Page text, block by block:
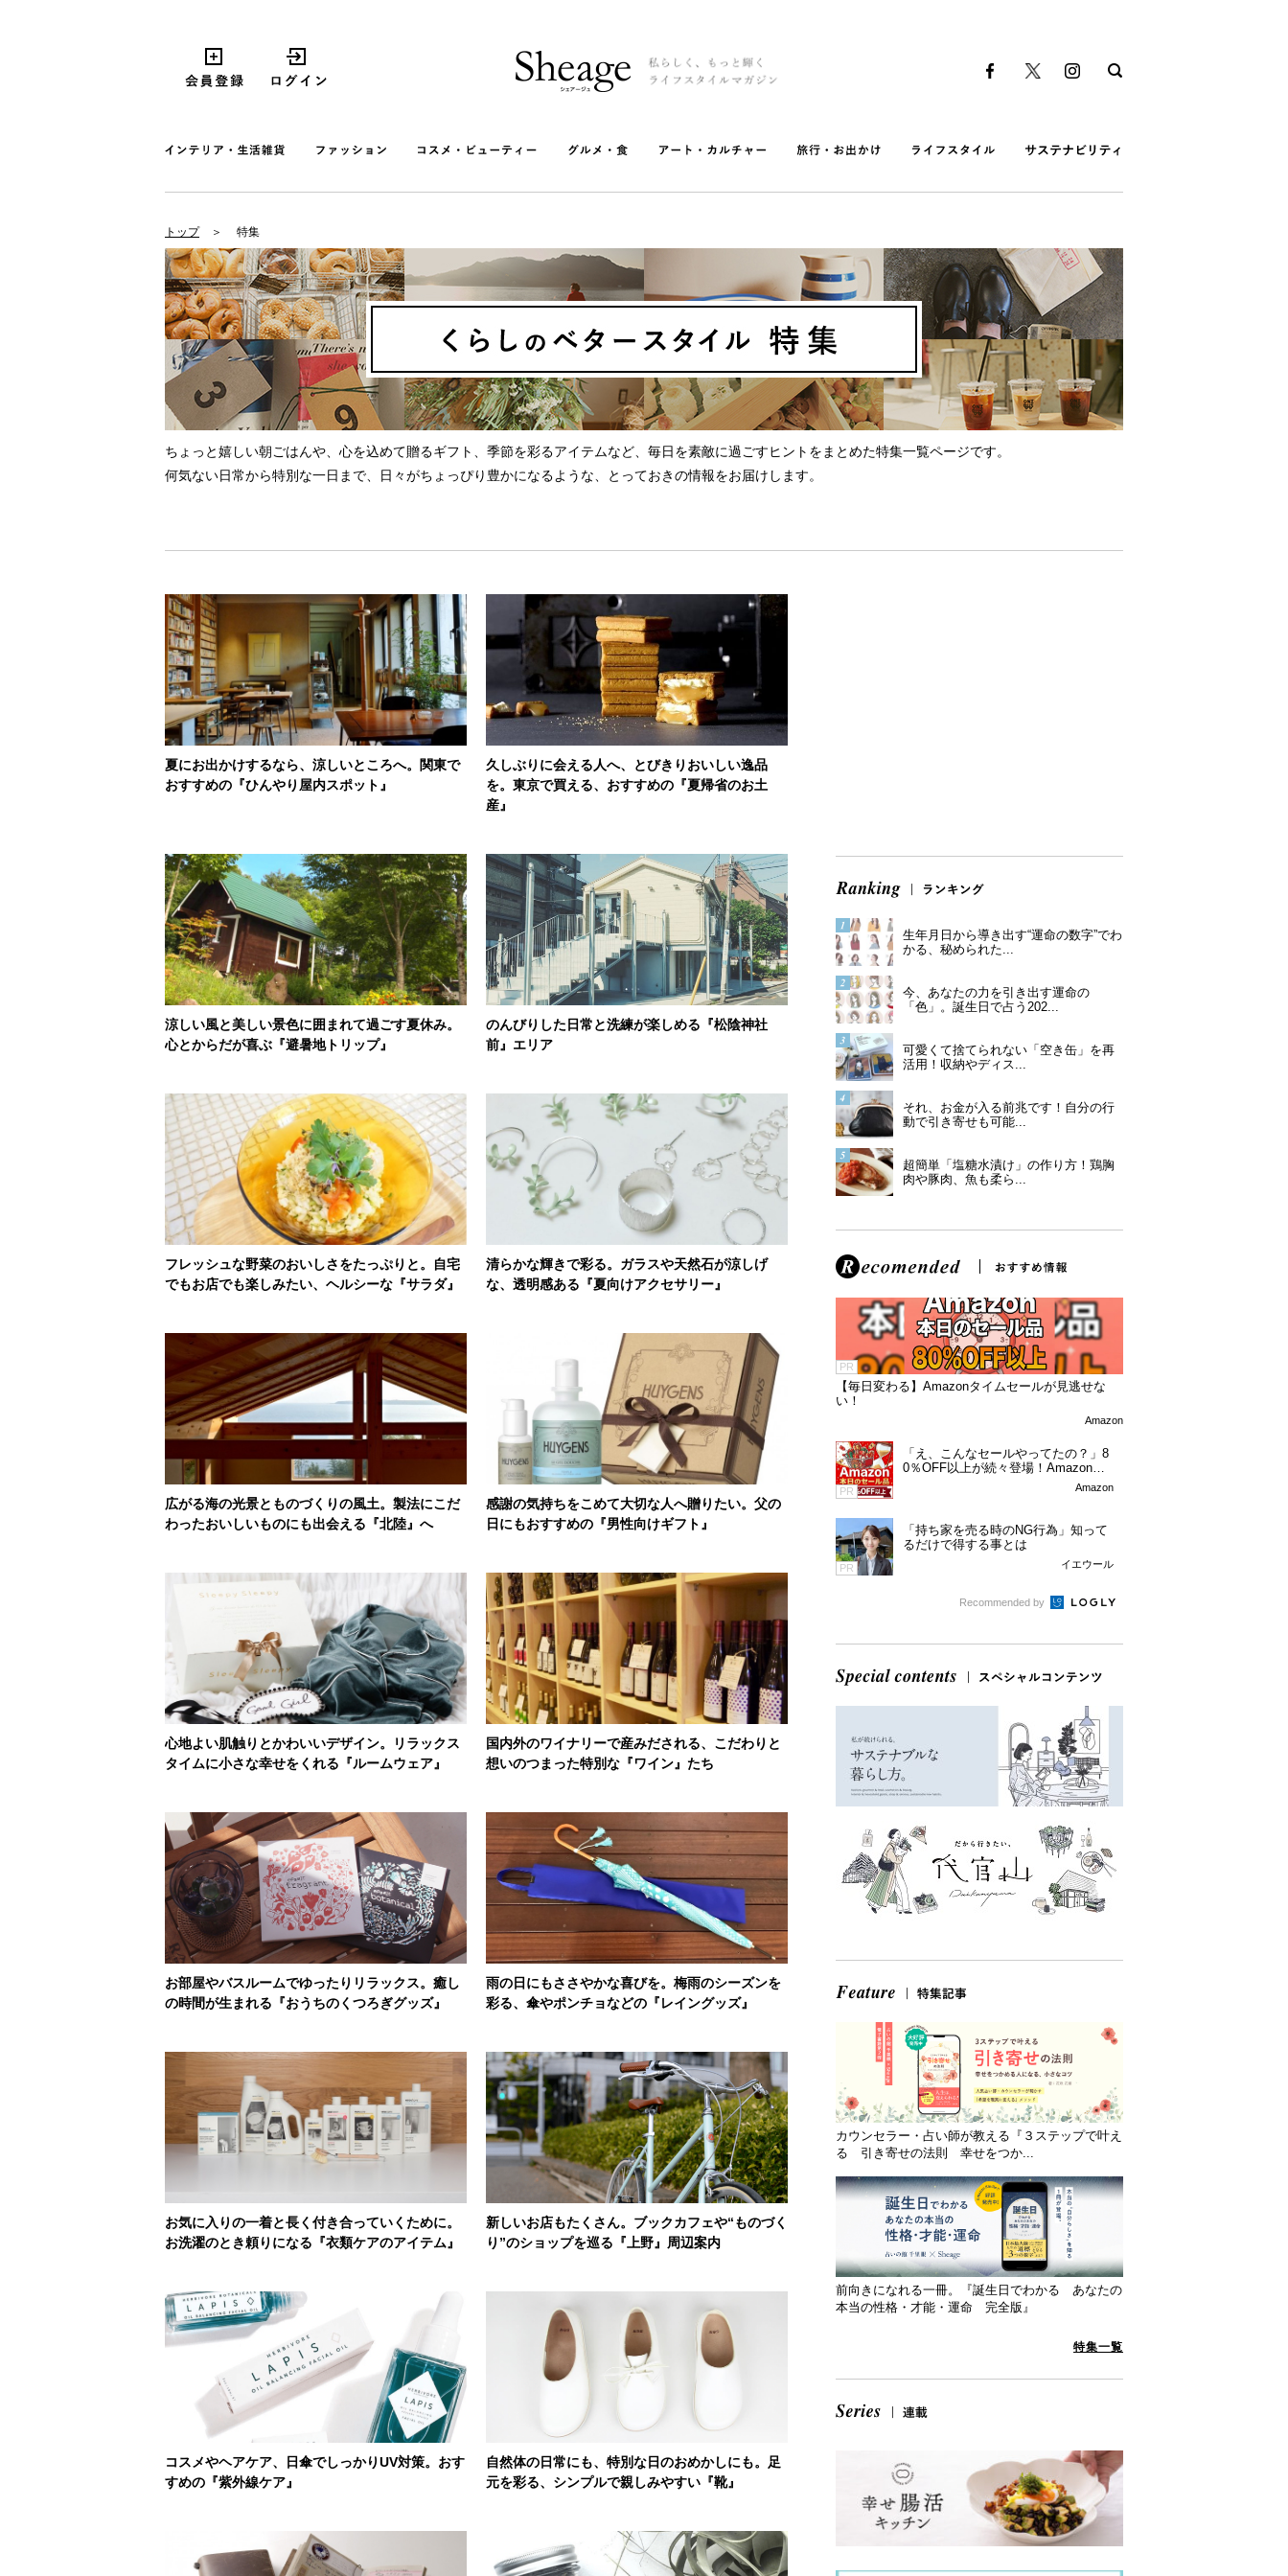
トップ 特集
ちょっと嬉しい朝ごはんや、心を込めて贈るギフト、季節を彩るアイテムなど、毎日を素敵に過ごすヒントをまとめた特集一覧ページです。
何気ない日常から特別な一日まで、日々がちょっぴり豊かになるような、とっておきの情報をお届けします。
夏にお出かけするなら、涼しいところへ。関東で
おすすめの『ひんやり屋内スポット』
久しぶりに会える人へ、とびきりおいしい逸品
を。東京で買える、おすすめの『夏帰省のお土
産』
涼しい風と美しい景色に囲まれて過ごす夏休み。
心とからだが喜ぶ『避暑地トリップ』
のんびりした日常と洗練が楽しめる『松陰神社
前』エリア
フレッシュな野菜のおいしさをたっぷりと。自宅
でもお店でも楽しみたい、ヘルシーな『サラダ』
清らかな輝きで彩る。ガラスや天然石が涼しげ
な、透明感ある『夏向けアクセサリー』
広がる海の光景とものづくりの風土。製法にこだ
わったおいしいものにも出会える『北陸』へ
感謝の気持ちをこめて大切な人へ贈りたい。父の
日にもおすすめの『男性向けギフト』
心地よい肌触りとかわいいデザイン。リラックス
タイムに小さな幸せをくれる『ルームウェア』
国内外のワイナリーで産みだされる、こだわりと
想いのつまった特別な『ワイン』たち
お部屋やバスルームでゆったりリラックス。癒し
の時間が生まれる『おうちのくつろぎグッズ』
雨の日にもささやかな喜びを。梅雨のシーズンを
彩る、傘やポンチョなどの『レイングッズ』
お気に入りの一着と長く付き合っていくために。
お洗濯のとき頼りになる『衣類ケアのアイテム』
新しいお店もたくさん。ブックカフェや“ものづく
り”のショップを巡る『上野』周辺案内
コスメやヘアケア、日傘でしっかりUV対策。おす
すめの『紫外線ケア』
自然体の日常にも、特別な日のおめかしにも。足
元を彩る、シンプルで親しみやすい『靴』
生年月日から導き出す“運命の数字”でわ
かる、秘められた...
今、あなたの力を引き出す運命の
「色」。誕生日で占う202...
可愛くて捨てられない「空き缶」を再
活用！収納やディス...
それ、お金が入る前兆です！自分の行
動で引き寄せも可能...
超簡単「塩糖水漬け」の作り方！鶏胸
肉や豚肉、魚も柔ら...
PR
【毎日変わる】Amazonタイムセールが見逃せな
い！
Amazon
PR
「え、こんなセールやってたの？」8
0％OFF以上が続々登場！Amazonの
Amazon
PR
「持ち家を売る時のNG行為」知って
るだけで得する事とは
イエウール
Recommended by
カウンセラー・占い師が教える『３ステップで叶え
る 引き寄せの法則 幸せをつか...
前向きになれる一冊。『誕生日でわかる あなたの
本当の性格・才能・運命 完全版』
特集一覧